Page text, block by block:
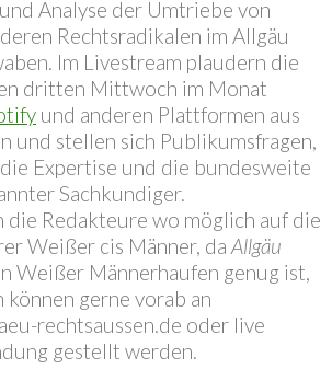
Analyse der Umtriebe von
Rechtsradikalen im Allgäu
Im Livestream plaudern die
dritten Mittwoch im Monat
und anderen Plattformen aus
und stellen sich Publikumsfragen,
Expertise und die bundesweite
Sachkundiger.
die Redakteure wo möglich auf die
Weißer cis Männer, da Allgäu
Weißer Männerhaufen genug ist,
gerne vorab an
rechtsaussen.de oder live
gestellt werden.